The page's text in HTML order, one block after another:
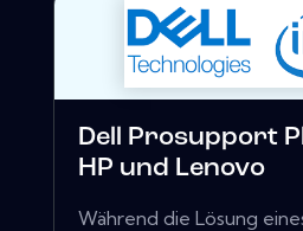
Dell Prosupport
HP und Lenovo
Während die Lösung